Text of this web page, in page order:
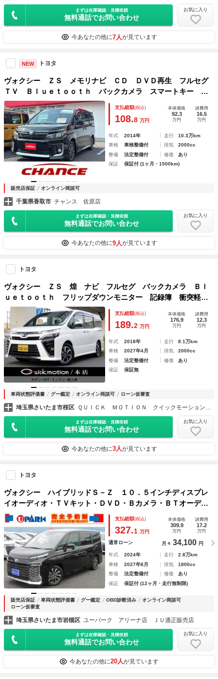
まずは在庫確認・見積依頼
無料通話でお問い合わせ
お気に入り
今あなたの他に7人が見ています
NEW トヨタ
ヴォクシー ＺＳ メモリナビ ＣＤ ＤＶＤ再生 フルセグ
ＴＶ Ｂｌｕｅｔｏｏｔｈ バックカメラ スマートキー Ｅ
ＴＣ プライバシーガラス スマートキー 衝突軽減ブレー
キ 両側電動スライドドア アイドリングストップ
支払総額(税込)
108.8 万円
本体価格
92.3
万円
諸費用
16.5
万円
年式 2014年 走行
10.3万km
車検
車検整備付 排気
2000cc
整備
法定整備付 修復
あり
保証
保証付 (1ヶ月・1500km)
販売店保証 オンライン商談可
千葉県香取市 チャンス 佐原店
まずは在庫確認・見積依頼
無料通話でお問い合わせ
お気に入り
今あなたの他に9人が見ています
トヨタ
ヴォクシー ＺＳ 煌 ナビ フルセグ バックカメラ Ｂｌ
ｕｅｔｏｏｔｈ フリップダウンモニター 記録簿 衝突軽減
ブレーキ ナビ連動ドラレコ 両側電動スライドドア クルー
ズコントロール レーンアシスト オートハイビーム
支払総額(税込)
189.2 万円
本体価格
176.9
万円
諸費用
12.3
万円
年式 2018年 走行
8.1万km
車検
2027年4月 排気
2000cc
整備
法定整備付 修復
あり
保証
保証無
車両状態評価書 グー鑑定 オンライン商談可 ローン仮審査
埼玉県さいたま市桜区 ＱＵＩＣＫ ＭＯＴＩＯＮ クイックモーション 本店
まずは在庫確認・見積依頼
無料通話でお問い合わせ
お気に入り
今あなたの他に3人が見ています
トヨタ
ヴォクシー ハイブリッドＳ－Ｚ １０．５インチディスプレ
イオーディオ・ＴＶキット・ＤＶＤ・Ｂカメラ・ＢＴオーディ
オ・シートヒーター・ハーフレザーシート・ＬＥＤライト・オ
ートライト・スマキー・Ｃセンサー・レーダークルーズ・ＥＴ
Ｃ
支払総額(税込)
327.1 万円
本体価格
309.9
万円
諸費用
17.2
万円
通常ローン 月々 34,100 円
年式 2024年 走行
2.8万km
車検
2027年8月 排気
1800cc
整備
法定整備付 修復
あり
保証
保証付 (12ヶ月・走行無制限)
販売店保証 車両状態評価書 グー鑑定 OBD診断済み
オンライン商談可
ローン仮審査
埼玉県さいたま市岩槻区 ユーパーク アリーナ店 ＪＵ適正販売店
まずは在庫確認・見積依頼
無料通話でお問い合わせ
お気に入り
今あなたの他に20人が見ています